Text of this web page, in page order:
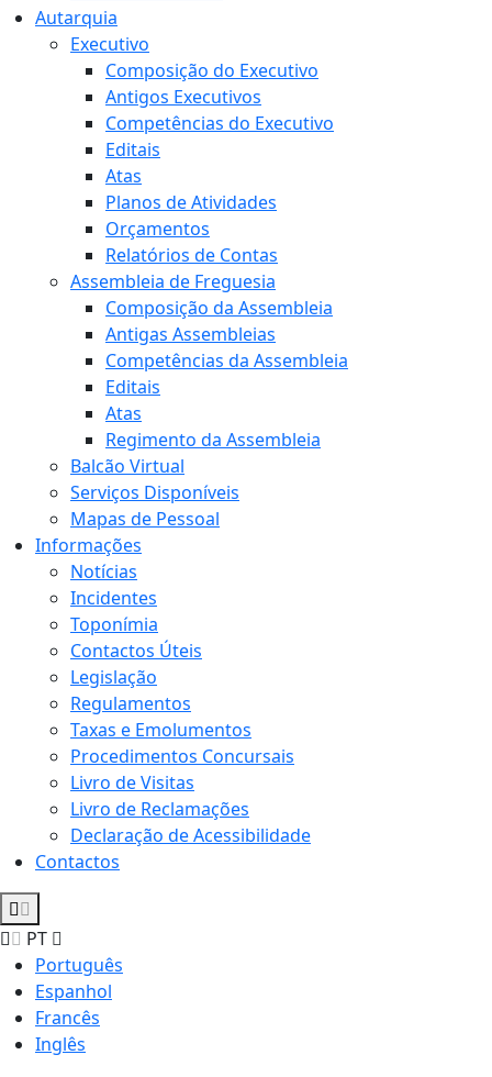
Autarquia
Executivo
Composição do Executivo
Antigos Executivos
Competências do Executivo
Editais
Atas
Planos de Atividades
Orçamentos
Relatórios de Contas
Assembleia de Freguesia
Composição da Assembleia
Antigas Assembleias
Competências da Assembleia
Editais
Atas
Regimento da Assembleia
Balcão Virtual
Serviços Disponíveis
Mapas de Pessoal
Informações
Notícias
Incidentes
Toponímia
Contactos Úteis
Legislação
Regulamentos
Taxas e Emolumentos
Procedimentos Concursais
Livro de Visitas
Livro de Reclamações
Declaração de Acessibilidade
Contactos
PT
Português
Espanhol
Francês
Inglês